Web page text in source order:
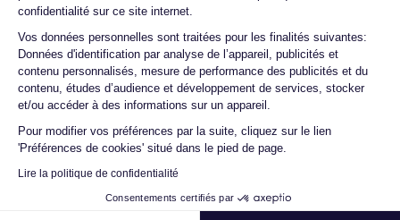
confidentialité sur ce site internet.
Vos données personnelles sont traitées pour les finalités suivantes:
Données d'identification par analyse de l’appareil, publicités et
contenu personnalisés, mesure de performance des publicités et du
contenu, études d’audience et développement de services, stocker
et/ou accéder à des informations sur un appareil.
Pour modifier vos préférences par la suite, cliquez sur le lien
'Préférences de cookies' situé dans le pied de page.
Lire la politique de confidentialité
Consentements certifiés par
Axeptio consent
Méthodes de Paiement
Livraison avec